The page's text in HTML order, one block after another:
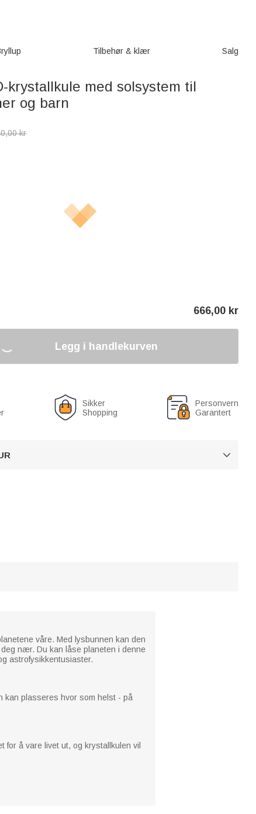
Tilbehør & klær Salg
krystallkule med solsystem til
og barn
kr
666,00 kr
Legg i handlekurven
Sikker
Shopping
Personvern
Garantert

våre. Med lysbunnen kan den
nær. Du kan låse planeten i denne
astrofysikkentusiaster.
kan plasseres hvor som helst - på
for å vare livet ut, og krystallkulen vil